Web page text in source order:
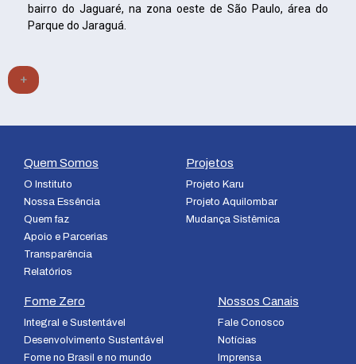
bairro do Jaguaré, na zona oeste de São Paulo, área do
Parque do Jaraguá.
+
Quem Somos
O Instituto
Nossa Essência
Quem faz
Apoio e Parcerias
Transparência
Relatórios
Projetos
Projeto Karu
Projeto Aquilombar
Mudança Sistêmica
Fome Zero
Integral e Sustentável
Desenvolvimento Sustentável
Fome no Brasil e no mundo
Nossos Canais
Fale Conosco
Notícias
Imprensa